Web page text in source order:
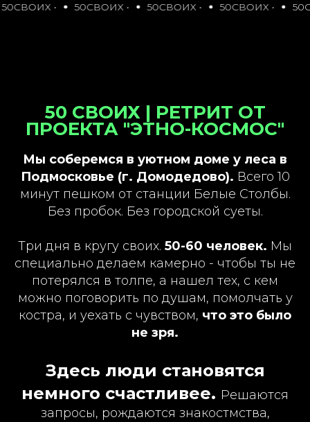
• 50СВОИХ • 50СВОИХ • 50СВОИХ •
50 СВОИХ | РЕТРИТ ОТ
ПРОЕКТА "ЭТНО-КОСМОС"
Мы соберемся в уютном доме у леса в
Подмосковье (г. Домодедово). Всего 10
минут пешком от станции Белые Столбы.
Без пробок. Без городской суеты.
Три дня в кругу своих. 50-60 человек. Мы
специально делаем камерно - чтобы ты не
потерялся в толпе, а нашел тех, с кем
можно поговорить по душам, помолчать у
костра, и уехать с чувством, что это было
не зря.
Здесь люди становятся
немного счастливее. Решаются
запросы, рождаются знакостмства,
НАШИ СПИКЕРЫ
И МАСТЕРА